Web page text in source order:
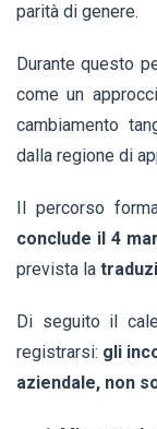
parità di genere.
Durante questo
come un
cambiamento
dalla regione di
Il percorso
conclude il 4
prevista la
Di seguito il
registrarsi: gli
aziendale, non